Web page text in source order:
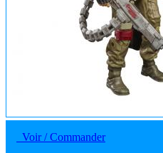
Voir / Commander